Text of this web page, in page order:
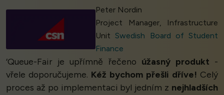
Peter Nordin
Project Manager, Infrastructure
Unit Swedish Board of Student
Finance
‘Queue-Fair je upřímně řečeno úžasný produkt -
vřele doporučujeme. Kéž bychom přešli dříve! Celý
proces až po implementaci byl jedním z nejhladších